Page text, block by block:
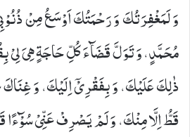
وَ لَمَغْفِرَتُكَ وَ رَحْمَتُكَ اَوْسَعُ مِنْ
مُحَمَّدٍ، وَ تَوَلَّ قَضَآءَ كُلِّ حَاجَةٍ هِیَ لِیْ
ذٰلِكَ عَلَیْكَ، وَ بِفَقْرِیْۤ اِلَیْكَ، وَ غِنَاكَ
قَطُّ اِلَّا مِنْكَ، وَ لَمْ یَصْرِفْ عَنِّیْ سُوْٓءًا